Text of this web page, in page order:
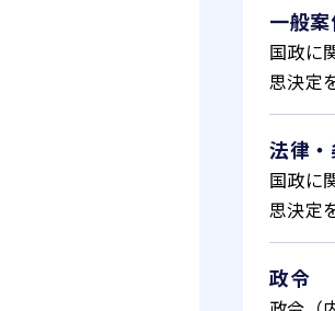
一般
国政に
思決定
法律
国政に
思決定
政令